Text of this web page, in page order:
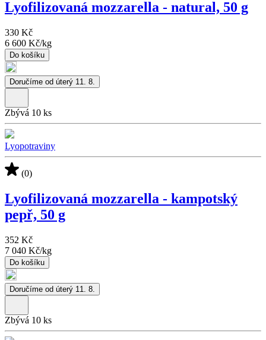
Lyofilizovaná mozzarella - natural, 50 g
330 Kč
6 600 Kč/kg
Do košíku
Doručíme od úterý 11. 8.
Zbývá 10 ks
Lyopotraviny
(0)
Lyofilizovaná mozzarella - kampotský
pepř, 50 g
352 Kč
7 040 Kč/kg
Do košíku
Doručíme od úterý 11. 8.
Zbývá 10 ks